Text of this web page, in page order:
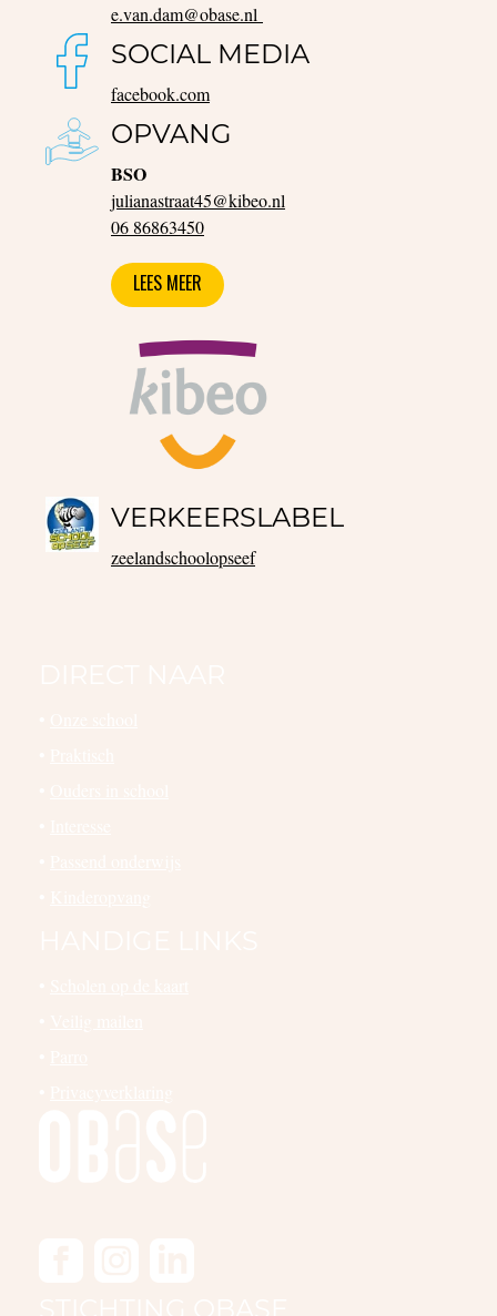
e.van.dam@obase.nl
SOCIAL MEDIA
facebook.com
OPVANG
BSO
julianastraat45@kibeo.nl
06 86863450
LEES MEER
VERKEERSLABEL
zeelandschoolopseef